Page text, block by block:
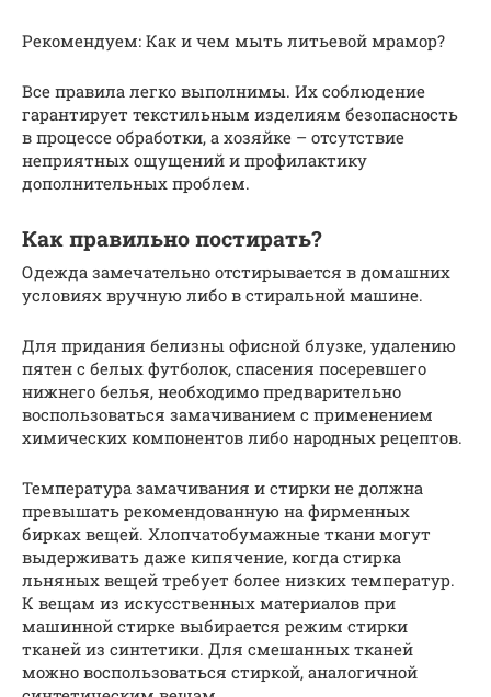
Рекомендуем: Как и чем мыть литьевой мрамор?
Все правила легко выполнимы. Их соблюдение
гарантирует текстильным изделиям безопасность
в процессе обработки, а хозяйке – отсутствие
неприятных ощущений и профилактику
дополнительных проблем.
Как правильно постирать?
Одежда замечательно отстирывается в домашних
условиях вручную либо в стиральной машине.
Для придания белизны офисной блузке, удалению
пятен с белых футболок, спасения посеревшего
нижнего белья, необходимо предварительно
воспользоваться замачиванием с применением
химических компонентов либо народных рецептов.
Температура замачивания и стирки не должна
превышать рекомендованную на фирменных
бирках вещей. Хлопчатобумажные ткани могут
выдерживать даже кипячение, когда стирка
льняных вещей требует более низких температур.
К вещам из искусственных материалов при
машинной стирке выбирается режим стирки
тканей из синтетики. Для смешанных тканей
можно воспользоваться стиркой, аналогичной